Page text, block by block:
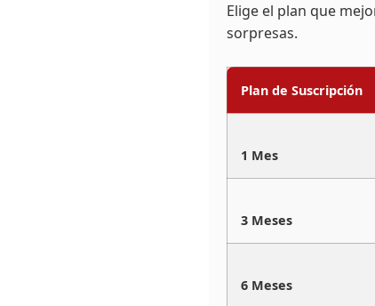
Elige el plan que
sorpresas.
Plan de Suscripción
1 Mes
3 Meses
6 Meses